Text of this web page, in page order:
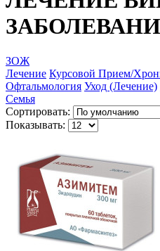
ЗОЖ
Лечение Курсовой Прием/
Офтальмология Уход (Лечение)
Семья
Сортировать:
Показывать: